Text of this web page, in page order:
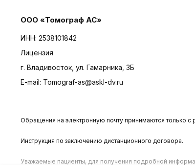
ООО «Томограф АС»
ИНН: 2538101842
Лицензия
г. Владивосток, ул. Гамарника, 3Б
E-mail: Tomograf-as@askl-dv.ru
Обращения на электронную почту принимаются только
Инструкция по заключению дистанционного договора.
Уважаемые пациенты, для получения подробной